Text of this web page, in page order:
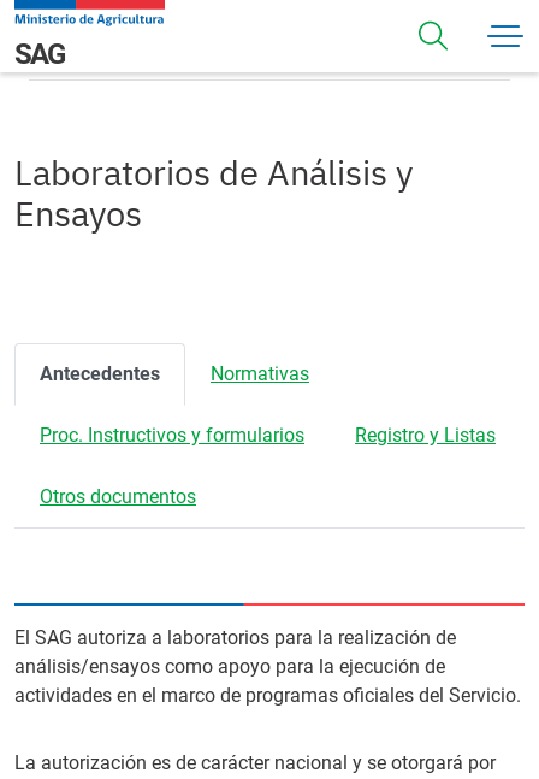
Pasar al contenido principal
Navegación principal
SAGLaboratorios de Análisis y Ensayos
Laboratorios de Análisis y
Ensayos
Antecedentes Normativas
Proc. Instructivos y formularios Registro y Listas
Otros documentos
El SAG autoriza a laboratorios para la realización de
análisis/ensayos como apoyo para la ejecución de
actividades en el marco de programas oficiales del Servicio.
La autorización es de carácter nacional y se otorgará por